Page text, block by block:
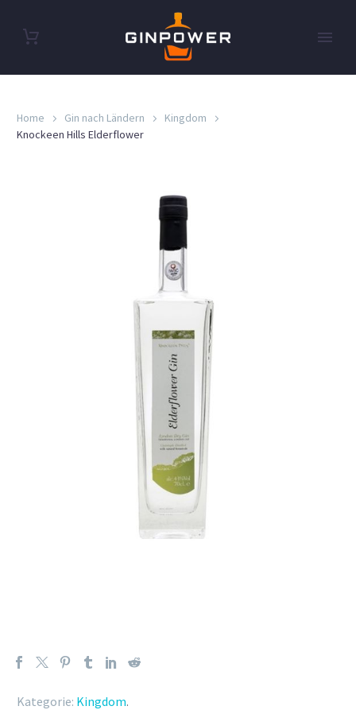
Home Gin nach Ländern
Kingdom
Knockeen Hills Elderflower
Kategorie: Kingdom.